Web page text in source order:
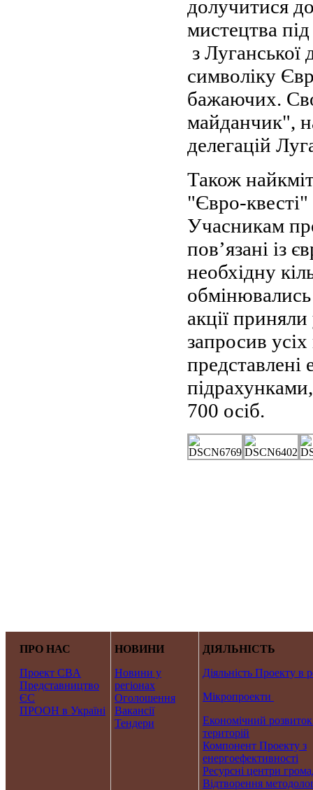
долучитися
мистецтва
з Луганської
символіку
бажаючих.
майданчик",
делегацій
Також
"Євро-квесті"
Учасникам
пов’язані із
необхідну
акції
запросив
700 осіб.
ПРО НАС
Проект CBA
Представництво
ЄС
ПРООН в Україні
НОВИНИ
Новини у
регіонах
Оголошення
Вакансії
Тендери
ДІЯЛЬНІСТЬ
Діяльність Проекту в
Мікропроекти
Економічний розвиток
територій
Компонент Проекту з
енергоефективності
Ресурсні центри
Відтворення